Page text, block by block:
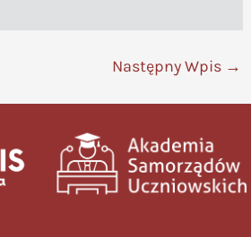
Następny Wpis →